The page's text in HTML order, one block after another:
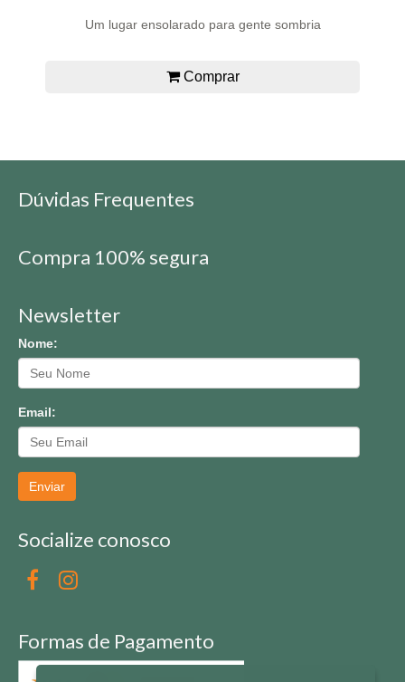
Um lugar ensolarado para gente sombria
Comprar
Dúvidas Frequentes
Compra 100% segura
Newsletter
Nome:
Email:
Enviar
Socialize conosco
Formas de Pagamento